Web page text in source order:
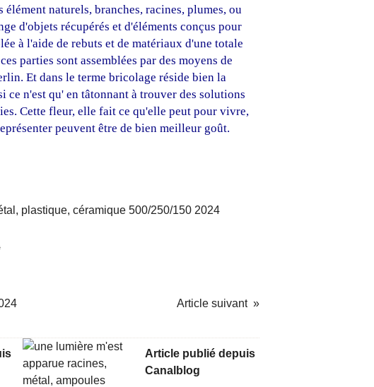
naturels, branches, racines, plumes, ou
d'objets récupérés et d'éléments conçus pour
à l'aide de rebuts et de matériaux d'une totale
parties sont assemblées par des moyens de
Et dans le terme bricolage réside bien la
ce n'est qu' en tâtonnant à trouver des solutions
Cette fleur, elle fait ce qu'elle peut pour vivre,
peuvent être de bien meilleur goût.
Article suivant
Article publié depuis
Canalblog